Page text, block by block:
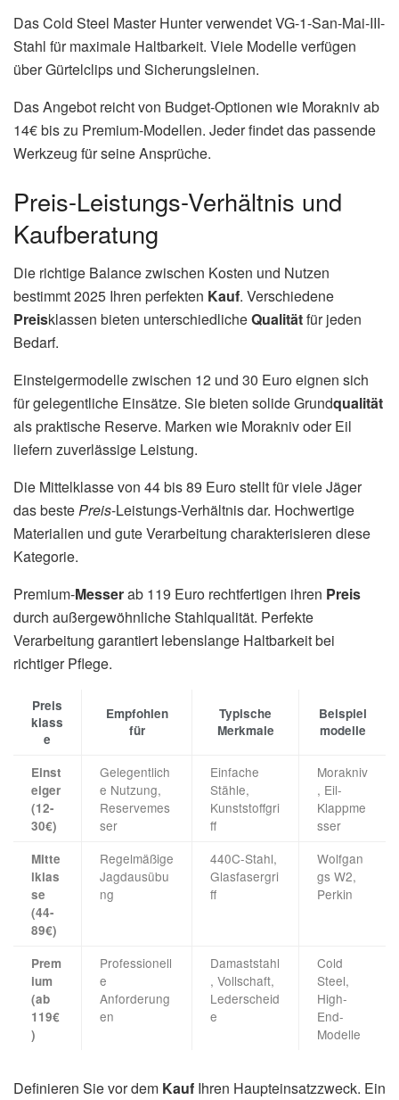
Das Cold Steel Master Hunter verwendet VG-1-San-Mai-III-
Stahl für maximale Haltbarkeit. Viele Modelle verfügen
über Gürtelclips und Sicherungsleinen.
Das Angebot reicht von Budget-Optionen wie Morakniv ab
14€ bis zu Premium-Modellen. Jeder findet das passende
Werkzeug für seine Ansprüche.
Preis-Leistungs-Verhältnis und
Kaufberatung
Die richtige Balance zwischen Kosten und Nutzen
bestimmt 2025 Ihren perfekten Kauf. Verschiedene
Preisklassen bieten unterschiedlicheQualitätfür jeden
Bedarf.
Einsteigermodelle zwischen 12 und 30 Euro eignen sich
für gelegentliche Einsätze. Sie bieten solide Grundqualität
als praktische Reserve. Marken wie Morakniv oder Eil
liefern zuverlässige Leistung.
Die Mittelklasse von 44 bis 89 Euro stellt für viele Jäger
das bestePreis-Leistungs-Verhältnis dar. Hochwertige
Materialien und gute Verarbeitung charakterisieren diese
Kategorie.
Premium-Messerab 119 Euro rechtfertigen ihren Preis
durch außergewöhnliche Stahlqualität. Perfekte
Verarbeitung garantiert lebenslange Haltbarkeit bei
richtiger Pflege.
Preis
klass
e
Empfohlen
für
Typische
Merkmale
Beispiel
modelle
Einst
eiger
(12-
30€)
Gelegentlich
e Nutzung,
Reservemes
ser
Einfache
Stähle,
Kunststoffgri
ff
Morakniv
, Eil-
Klappme
sser
Mitte
lklas
se
(44-
89€)
Regelmäßige
Jagdausübu
ng
440C-Stahl,
Glasfasergri
ff
Wolfgan
gs W2,
Perkin
Prem
ium
(ab
119€
)
Professionell
e
Anforderung
en
Damaststahl
, Vollschaft,
Lederscheid
e
Cold
Steel,
High-
End-
Modelle
Definieren Sie vor dem Kauf Ihren Haupteinsatzzweck. Ein